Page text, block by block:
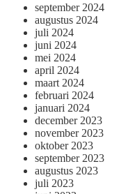
september 2024
augustus 2024
juli 2024
juni 2024
mei 2024
april 2024
maart 2024
februari 2024
januari 2024
december 2023
november 2023
oktober 2023
september 2023
augustus 2023
juli 2023